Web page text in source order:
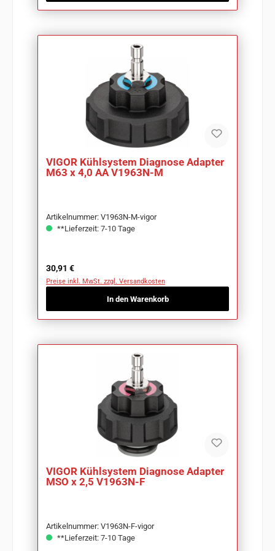
VIGOR Kühlsystem Diagnose Adapter
M63 x 4,0 AA V1963N-M
Artikelnummer: V1963N-M-vigor
**Lieferzeit: 7-10 Tage
Regulärer Preis:
30,91 €
Preise inkl. MwSt. zzgl. Versandkosten
In den Warenkorb
VIGOR Kühlsystem Diagnose Adapter
MSO x 2,5 V1963N-F
Artikelnummer: V1963N-F-vigor
**Lieferzeit: 7-10 Tage